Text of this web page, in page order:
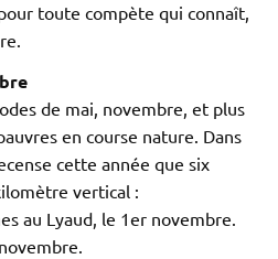
toute compète qui connaît,
de mai, novembre, et plus
en course nature. Dans
cette année que six
vertical :
au Lyaud, le 1er novembre.